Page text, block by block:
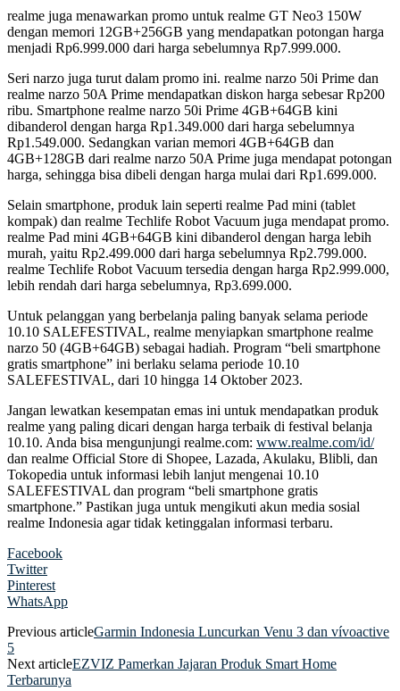
realme juga menawarkan promo untuk realme GT Neo3 150W
dengan memori 12GB+256GB yang mendapatkan potongan harga
menjadi Rp6.999.000 dari harga sebelumnya Rp7.999.000.
Seri narzo juga turut dalam promo ini. realme narzo 50i Prime dan
realme narzo 50A Prime mendapatkan diskon harga sebesar Rp200
ribu. Smartphone realme narzo 50i Prime 4GB+64GB kini
dibanderol dengan harga Rp1.349.000 dari harga sebelumnya
Rp1.549.000. Sedangkan varian memori 4GB+64GB dan
4GB+128GB dari realme narzo 50A Prime juga mendapat potongan
harga, sehingga bisa dibeli dengan harga mulai dari Rp1.699.000.
Selain smartphone, produk lain seperti realme Pad mini (tablet
kompak) dan realme Techlife Robot Vacuum juga mendapat promo.
realme Pad mini 4GB+64GB kini dibanderol dengan harga lebih
murah, yaitu Rp2.499.000 dari harga sebelumnya Rp2.799.000.
realme Techlife Robot Vacuum tersedia dengan harga Rp2.999.000,
lebih rendah dari harga sebelumnya, Rp3.699.000.
Untuk pelanggan yang berbelanja paling banyak selama periode
10.10 SALEFESTIVAL, realme menyiapkan smartphone realme
narzo 50 (4GB+64GB) sebagai hadiah. Program “beli smartphone
gratis smartphone” ini berlaku selama periode 10.10
SALEFESTIVAL, dari 10 hingga 14 Oktober 2023.
Jangan lewatkan kesempatan emas ini untuk mendapatkan produk
realme yang paling dicari dengan harga terbaik di festival belanja
10.10. Anda bisa mengunjungi realme.com: www.realme.com/id/
dan realme Official Store di Shopee, Lazada, Akulaku, Blibli, dan
Tokopedia untuk informasi lebih lanjut mengenai 10.10
SALEFESTIVAL dan program “beli smartphone gratis
smartphone.” Pastikan juga untuk mengikuti akun media sosial
realme Indonesia agar tidak ketinggalan informasi terbaru.
Facebook
Twitter
Pinterest
WhatsApp
Previous articleGarmin Indonesia Luncurkan Venu 3 dan vívoactive
5
Next articleEZVIZ Pamerkan Jajaran Produk Smart Home
Terbarunya